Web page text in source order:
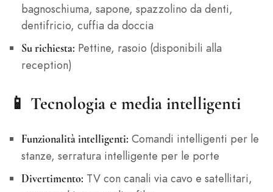
bagnoschiuma, sapone, spazzolino da denti,
dentifricio, cuffia da doccia
Su richiesta: Pettine, rasoio (disponibili alla
reception)
📱 Tecnologia e media intelligenti
Funzionalità intelligenti: Comandi intelligenti per le
stanze, serratura intelligente per le porte
Divertimento: TV con canali via cavo e satellitari,